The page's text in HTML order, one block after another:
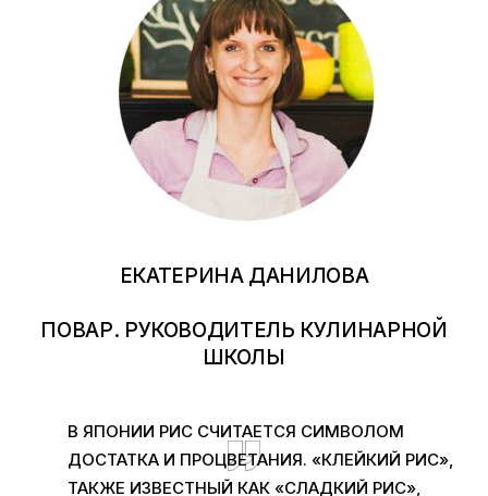
ЕКАТЕРИНА ДАНИЛОВА
ПОВАР. РУКОВОДИТЕЛЬ КУЛИНАРНОЙ
ШКОЛЫ
В ЯПОНИИ РИС СЧИТАЕТСЯ СИМВОЛОМ
ДОСТАТКА И ПРОЦВЕТАНИЯ. «КЛЕЙКИЙ РИС»,
ТАКЖЕ ИЗВЕСТНЫЙ КАК «СЛАДКИЙ РИС»,